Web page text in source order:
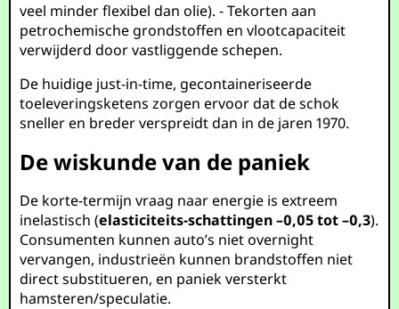
veel minder flexibel dan olie). - Tekorten aan
petrochemische grondstoffen en vlootcapaciteit
verwijderd door vastliggende schepen.
De huidige just-in-time, gecontaineriseerde
toeleveringsketens zorgen ervoor dat de schok
sneller en breder verspreidt dan in de jaren 1970.
De wiskunde van de paniek
De korte-termijn vraag naar energie is extreem
inelastisch (elasticiteits-schattingen –0,05 tot –0,3).
Consumenten kunnen auto’s niet overnight
vervangen, industrieën kunnen brandstoffen niet
direct substitueren, en paniek versterkt
hamsteren/speculatie.